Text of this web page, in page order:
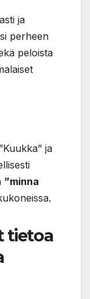
ja
perheen
peloista
ja
”minna
tietoa